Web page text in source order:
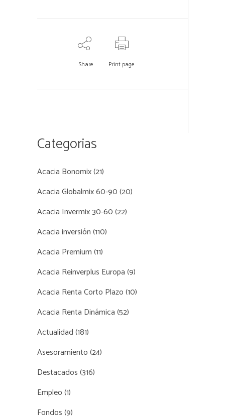
Share Print page
Categorias
Acacia Bonomix(21)
Acacia Globalmix 60-90(20)
Acacia Invermix 30-60(22)
Acacia inversión(110)
Acacia Premium(11)
Acacia Reinverplus Europa(9)
Acacia Renta Corto Plazo(10)
Acacia Renta Dinámica(52)
Actualidad(181)
Asesoramiento(24)
Destacados(316)
Empleo(1)
Fondos(9)